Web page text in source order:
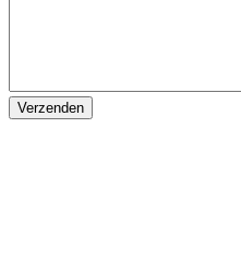
Verzenden